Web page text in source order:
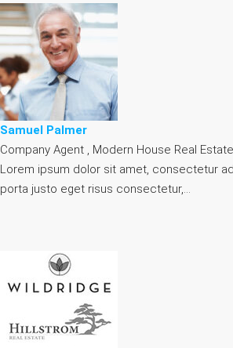
Samuel Palmer
Company Agent , Modern House Real Estate
Lorem ipsum dolor sit amet, consectetur
porta justo eget risus consectetur,…